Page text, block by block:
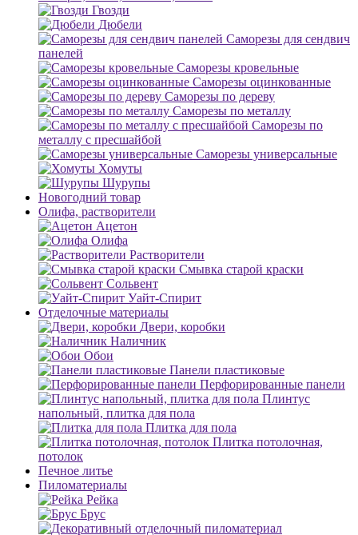
Гвозди
Дюбели
Саморезы для сендвич
панелей
Саморезы кровельные
Саморезы оцинкованные
Саморезы по дереву
Саморезы по металлу
Саморезы по
металлу с пресшайбой
Саморезы универсальные
Хомуты
Шурупы
Новогодний товар
Олифа, растворители
Ацетон
Олифа
Растворители
Смывка старой краски
Сольвент
Уайт-Спирит
Отделочные материалы
Двери, коробки
Наличник
Обои
Панели пластиковые
Перфорированные панели
Плинтус
напольный, плитка для пола
Плитка для пола
Плитка потолочная,
потолок
Печное литье
Пиломатериалы
Рейка
Брус